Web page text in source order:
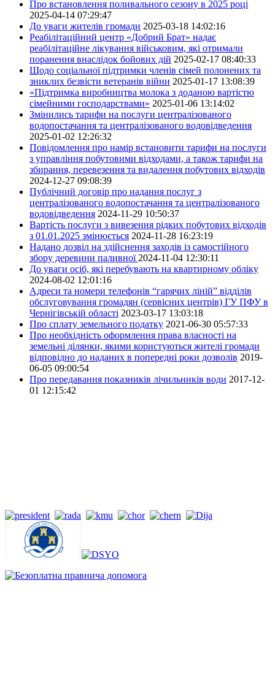
Про встановлення поливального сезону в 2025 році
2025-04-14 07:29:47
До уваги жителів громади 2025-03-18 14:02:16
Реабілітаційний центр «Добрий Брат» надає
реабілітаційне лікування військовим, які отримали
поранення внаслідок бойових дій 2025-02-17 08:40:33
Щодо соціальної підтримки членів сімей полонених та
зниклих безвісти ветеранів війни 2025-01-17 13:08:39
«Підтримка виробництва молока з доданою вартістю
сімейними господарствами» 2025-01-06 13:14:02
Змінились тарифи на послуги централізованого
водопостачання та централізованого водовідведення
2025-01-02 12:26:32
Повідомлення про намір встановити тарифи на послуги
з управління побутовими відходами, а також тарифи на
збирання, перевезення та видалення побутових відходів
2024-12-27 09:08:39
Публічний договір про надання послуг з
централізованого водопостачання та централізованого
водовідведення 2024-11-29 10:50:37
Вартість послуги з вивезення рідких побутових відходів
з 01.01.2025 змінюється 2024-11-28 16:23:19
Надано дозвіл на здійснення заходів із самостійного
збору деревини паливної 2024-11-04 12:30:11
До уваги осіб, які перебувають на квартирному обліку
2024-08-02 12:01:16
Адреси та номери телефонів “гарячих ліній” відділів
обслуговування громадян (сервісних центрів) ГУ ПФУ в
Чернігівській області 2023-03-17 13:03:18
Про сплату земельного податку 2021-06-30 05:57:33
Про необхідність оформлення права власності на
земельні ділянки, якими користуються жителі громади
відповідно до наданих в попередні роки дозволів 2019-
06-05 09:00:54
Про передавання показників лічильників води 2017-12-
01 12:15:42